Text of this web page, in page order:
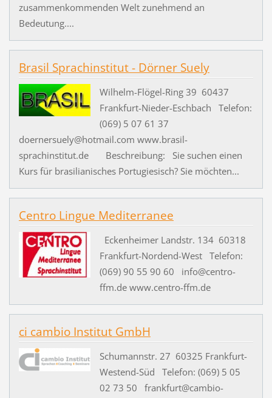
zusammenkommenden Welt zunehmend an
Bedeutung....
Brasil Sprachinstitut - Dörner Suely
Wilhelm-Flögel-Ring 39 60437
Frankfurt-Nieder-Eschbach Telefon:
(069) 5 07 61 37
doernersuely@hotmail.com www.brasil-
sprachinstitut.de Beschreibung: Sie suchen einen
Kurs für brasilianisches Portugiesisch? Sie möchten...
Centro Lingue Mediterranee
Eckenheimer Landstr. 134 60318
Frankfurt-Nordend-West Telefon:
(069) 90 55 90 60 info@centro-
ffm.de www.centro-ffm.de
ci cambio Institut GmbH
Schumannstr. 27 60325 Frankfurt-
Westend-Süd Telefon: (069) 5 05
02 73 50 frankfurt@cambio-